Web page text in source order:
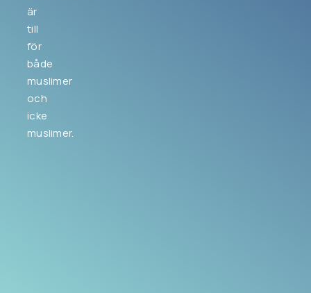
är
till
för
både
muslimer
och
icke
muslimer.